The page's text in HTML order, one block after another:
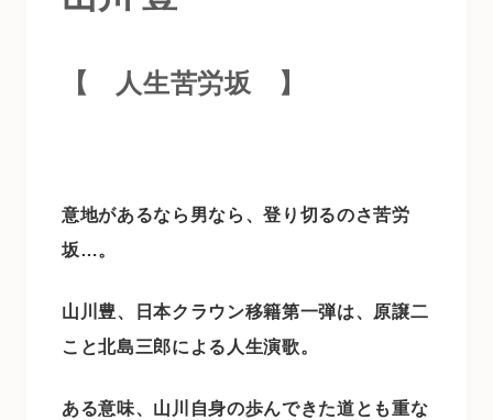
【 人生苦労坂 】
意地があるなら男なら、登り切るのさ苦労
坂…。
山川豊、日本クラウン移籍第一弾は、原譲二
こと北島三郎による人生演歌。
ある意味、山川自身の歩んできた道とも重な